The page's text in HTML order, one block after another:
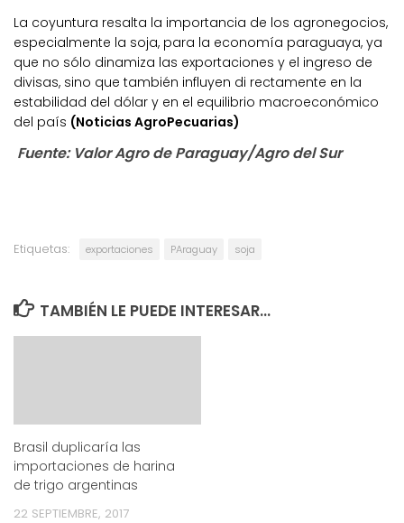
La coyuntura resalta la importancia de los agronegocios,
especialmente la soja, para la economía paraguaya, ya
que no sólo dinamiza las exportaciones y el ingreso de
divisas, sino que también influyen di rectamente en la
estabilidad del dólar y en el equilibrio macroeconómico
del país (Noticias AgroPecuarias)
Fuente: Valor Agro de Paraguay/Agro del Sur
Etiquetas: exportaciones PAraguay soja
TAMBIÉN LE PUEDE INTERESAR...
Brasil duplicaría las
importaciones de harina
de trigo argentinas
22 SEPTIEMBRE, 2017